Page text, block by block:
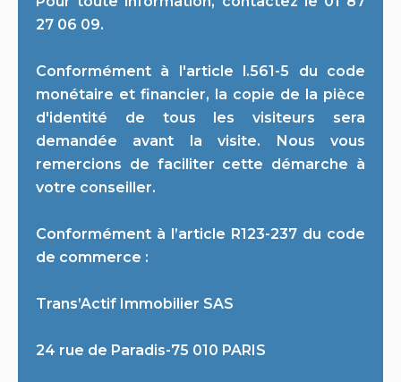
27 06 09.
Conformément à l'article l.561-5 du code
monétaire et financier, la copie de la pièce
d'identité de tous les visiteurs sera
demandée avant la visite. Nous vous
remercions de faciliter cette démarche à
votre conseiller.
Conformément à l’article R123-237 du code
de commerce :
Trans’Actif Immobilier SAS
24 rue de Paradis-75 010 PARIS